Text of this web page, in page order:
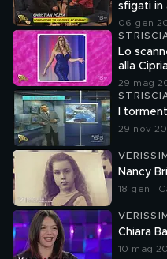
sfigati in
06 gen
Lo
alla
29 mag
I
29 nov
Nancy
18 gen |
Chiara
10 mag